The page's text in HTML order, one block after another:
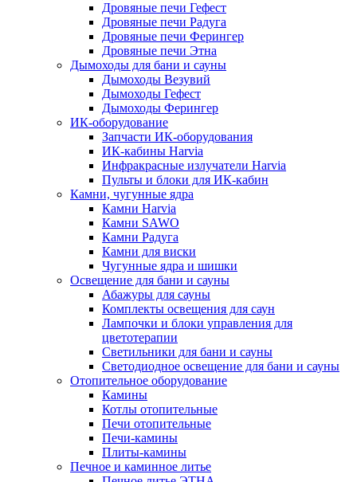
Дровяные печи Гефест
Дровяные печи Радуга
Дровяные печи Ферингер
Дровяные печи Этна
Дымоходы для бани и сауны
Дымоходы Везувий
Дымоходы Гефест
Дымоходы Ферингер
ИК-оборудование
Запчасти ИК-оборудования
ИК-кабины Harvia
Инфракрасные излучатели Harvia
Пульты и блоки для ИК-кабин
Камни, чугунные ядра
Камни Harvia
Камни SAWO
Камни Радуга
Камни для виски
Чугунные ядра и шишки
Освещение для бани и сауны
Абажуры для сауны
Комплекты освещения для саун
Лампочки и блоки управления для
цветотерапии
Светильники для бани и сауны
Светодиодное освещение для бани и сауны
Отопительное оборудование
Камины
Котлы отопительные
Печи отопительные
Печи-камины
Плиты-камины
Печное и каминное литье